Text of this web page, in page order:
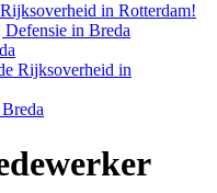
in Rotterdam!
in Breda
Rijksoverheid in